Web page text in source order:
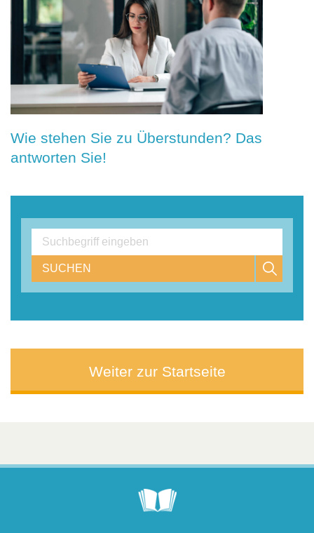
Wie stehen Sie zu Überstunden? Das
antworten Sie!
SUCHEN
Weiter zur Startseite